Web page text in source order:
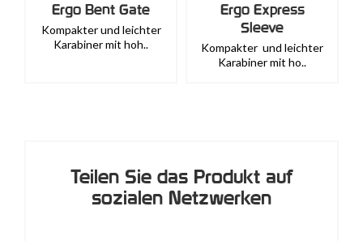
Ergo Bent Gate
Kompakter und leichter
Karabiner mit hoh..
Ergo Express
Sleeve
Kompakter und leichter
Karabiner mit ho..
Teilen Sie das Produkt auf
sozialen Netzwerken